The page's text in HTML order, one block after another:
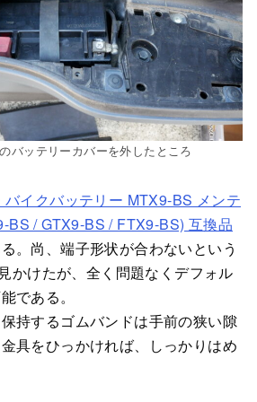
バッテリーカバーを外したところ
バイクバッテリー MTX9-BS メンテ
BS / GTX9-BS / FTX9-BS) 互換品
。尚、端子形状が合わないという
かけたが、全く問題なくデフォル
である。
持するゴムバンドは手前の狭い隙
具をひっかければ、しっかりはめ